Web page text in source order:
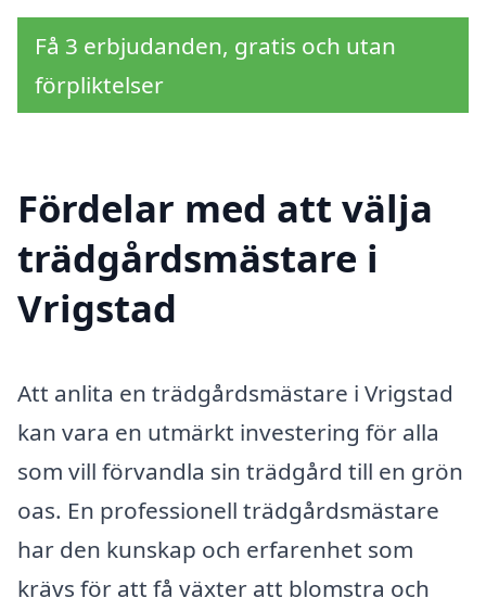
Få 3 erbjudanden, gratis och utan
förpliktelser
Fördelar med att välja
trädgårdsmästare i
Vrigstad
Att anlita en trädgårdsmästare i Vrigstad
kan vara en utmärkt investering för alla
som vill förvandla sin trädgård till en grön
oas. En professionell trädgårdsmästare
har den kunskap och erfarenhet som
krävs för att få växter att blomstra och